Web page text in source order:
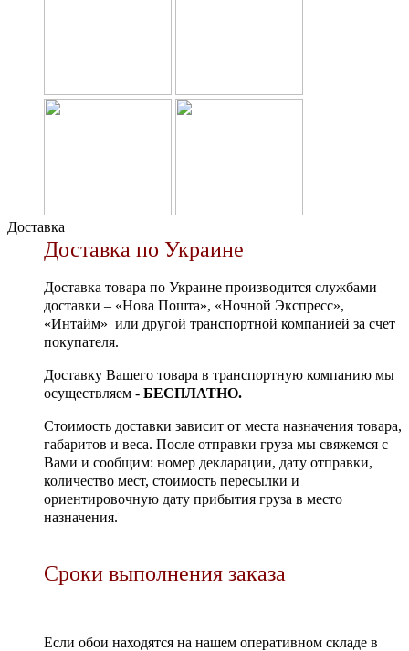
Доставка
Доставка по Украине
Доставка товара по Украине производится службами
доставки – «Нова Пошта», «Ночной Экспресс»,
«Интайм» или другой транспортной компанией за счет
покупателя.
Доставку Вашего товара в транспортную компанию мы
осуществляем - БЕСПЛАТНО.
Стоимость доставки зависит от места назначения товара,
габаритов и веса. После отправки груза мы свяжемся с
Вами и сообщим: номер декларации, дату отправки,
количество мест, стоимость пересылки и
ориентировочную дату прибытия груза в место
назначения.
Сроки выполнения заказа
Если обои находятся на нашем оперативном складе в